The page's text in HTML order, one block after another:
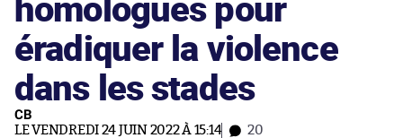
éradiquer la violence
dans les stades
CB
LE VENDREDI 24 JUIN 2022 À 15:14 20